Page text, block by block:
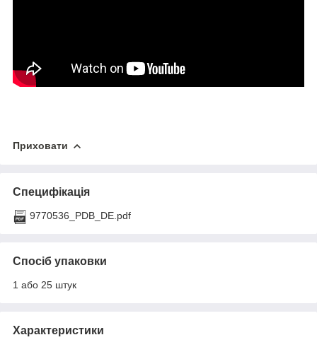
Приховати
Специфікація
9770536_PDB_DE.pdf
Спосіб упаковки
1 або 25 штук
Характеристики